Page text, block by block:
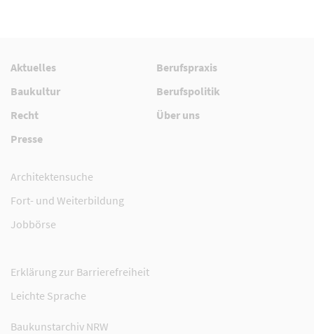
Aktuelles
Berufspraxis
Baukultur
Berufspolitik
Recht
Über uns
Presse
Architektensuche
Fort- und Weiterbildung
Jobbörse
Erklärung zur Barrierefreiheit
Leichte Sprache
Baukunstarchiv NRW